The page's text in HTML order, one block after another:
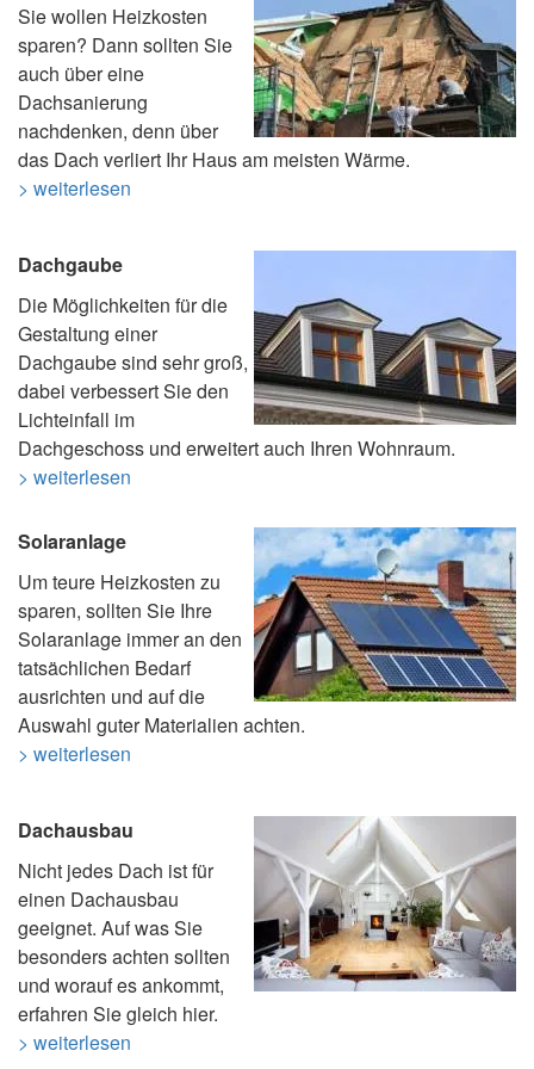
Sie wollen Heizkosten
sparen? Dann sollten Sie
auch über eine
Dachsanierung
nachdenken, denn über
das Dach verliert Ihr Haus am meisten Wärme.
> weiterlesen
Dachgaube
Die Möglichkeiten für die
Gestaltung einer
Dachgaube sind sehr groß,
dabei verbessert Sie den
Lichteinfall im
Dachgeschoss und erweitert auch Ihren Wohnraum.
> weiterlesen
Solaranlage
Um teure Heizkosten zu
sparen, sollten Sie Ihre
Solaranlage immer an den
tatsächlichen Bedarf
ausrichten und auf die
Auswahl guter Materialien achten.
> weiterlesen
Dachausbau
Nicht jedes Dach ist für
einen Dachausbau
geeignet. Auf was Sie
besonders achten sollten
und worauf es ankommt,
erfahren Sie gleich hier.
> weiterlesen